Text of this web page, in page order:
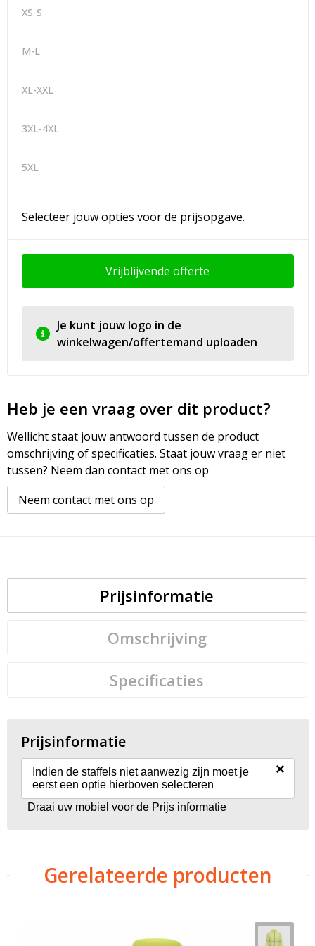
XS-S
M-L
XL-XXL
3XL-4XL
5XL
Selecteer jouw opties voor de prijsopgave.
Vrijblijvende offerte
Je kunt jouw logo in de
winkelwagen/offertemand uploaden
Heb je een vraag over dit product?
Wellicht staat jouw antwoord tussen de product
omschrijving of specificaties. Staat jouw vraag er niet
tussen? Neem dan contact met ons op
Neem contact met ons op
Prijsinformatie
Omschrijving
Specificaties
Prijsinformatie
Indien de staffels niet aanwezig zijn moet je
eerst een optie hierboven selecteren
×
Draai uw mobiel voor de Prijs informatie
Gerelateerde producten